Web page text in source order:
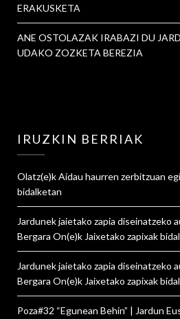
ERAKUSKETA
ANE OSTOLAZAK IRABAZI DU
UDAKO ZOZKETA BEREZIA
IRUZKIN BERRIAK
Olatz(e)kAidau haurren zerbitzuan
bidalketan
Jardunek jaietako zapia diseinatzeko
Bergara On(e)kJaixetako zapixak
Jardunek jaietako zapia diseinatzeko
Bergara On(e)kJaixetako zapixak
Poza#32 “Egunean Behin” | Jardun